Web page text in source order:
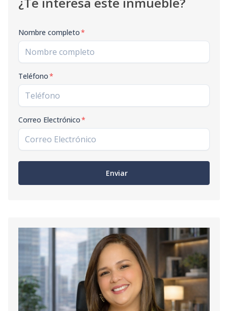
Nombre completo*
Teléfono*
Correo Electrónico*
Enviar